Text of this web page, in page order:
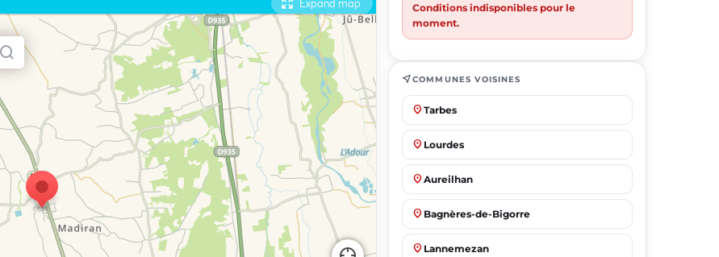
Conditions indisponibles pour le
moment.
near_meCOMMUNES VOISINES
place Tarbes
place Lourdes
place Aureilhan
place Bagnères-de-Bigorre
place Lannemezan